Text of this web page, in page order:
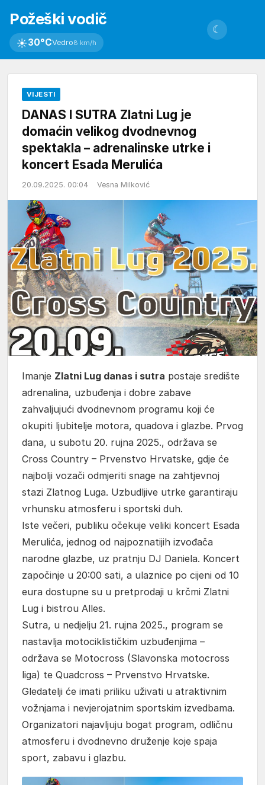
Požeški vodič
☀30°CVedro8 km/h
☾
VIJESTI
DANAS I SUTRA Zlatni Lug je
domaćin velikog dvodnevnog
spektakla – adrenalinske utrke i
koncert Esada Merulića
20.09.2025. 00:04 Vesna Milković
Imanje Zlatni Lug danas i sutra postaje središte
adrenalina, uzbuđenja i dobre zabave
zahvaljujući dvodnevnom programu koji će
okupiti ljubitelje motora, quadova i glazbe. Prvog
dana, u subotu 20. rujna 2025., održava se
Cross Country – Prvenstvo Hrvatske, gdje će
najbolji vozači odmjeriti snage na zahtjevnoj
stazi Zlatnog Luga. Uzbudljive utrke garantiraju
vrhunsku atmosferu i sportski duh.
Iste večeri, publiku očekuje veliki koncert Esada
Merulića, jednog od najpoznatijih izvođača
narodne glazbe, uz pratnju DJ Daniela. Koncert
započinje u 20:00 sati, a ulaznice po cijeni od 10
eura dostupne su u pretprodaji u krčmi Zlatni
Lug i bistrou Alles.
Sutra, u nedjelju 21. rujna 2025., program se
nastavlja motociklističkim uzbuđenjima –
održava se Motocross (Slavonska motocross
liga) te Quadcross – Prvenstvo Hrvatske.
Gledatelji će imati priliku uživati u atraktivnim
vožnjama i nevjerojatnim sportskim izvedbama.
Organizatori najavljuju bogat program, odličnu
atmosferu i dvodnevno druženje koje spaja
sport, zabavu i glazbu.